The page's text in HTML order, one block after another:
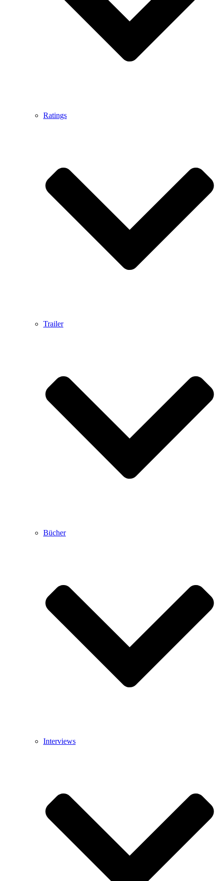
Ratings
Trailer
Bücher
Interviews